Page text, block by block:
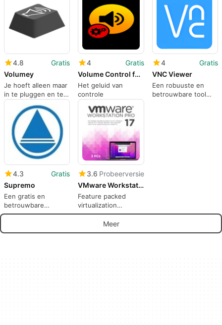
4.8
Gratis
Volumey
Je hoeft alleen maar
in te pluggen en te
spelen
4
Gratis
Volume Control for Windows
Het geluid van
controle
4
Gratis
VNC Viewer
Een robuuste en
betrouwbare tool
4.3
Gratis
Supremo
Een gratis en
betrouwbare
oplossing voor
desktopverbindingen
3.6 Probeerversie
VMware Workstation Pro
Feature packed
virtualization
application
Meer